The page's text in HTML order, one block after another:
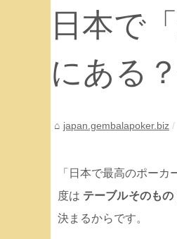
日本で
にある
japan.gembalapoker.biz
「日本で最高のポー
度は テーブルそのもの
決まるからです。